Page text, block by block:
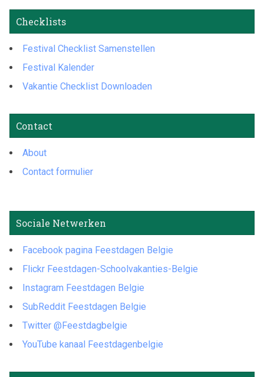
Checklists
Festival Checklist Samenstellen
Festival Kalender
Vakantie Checklist Downloaden
Contact
About
Contact formulier
Sociale Netwerken
Facebook pagina Feestdagen Belgie
Flickr Feestdagen-Schoolvakanties-Belgie
Instagram Feestdagen Belgie
SubReddit Feestdagen Belgie
Twitter @Feestdagbelgie
YouTube kanaal Feestdagenbelgie